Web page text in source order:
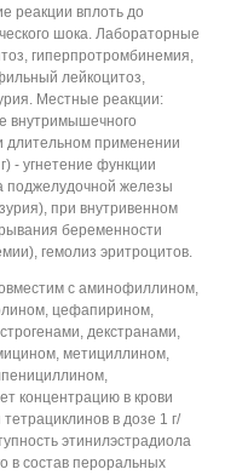
реакции вплоть до
шока. Лабораторные
гиперпротромбинемия,
лейкоцитоз,
Местные реакции:
внутримышечного
длительном применении
- угнетение функции
поджелудочной железы
при внутривенном
беременности
гемолиз эритроцитов.
с аминофиллином,
цефапирином,
декстранами,
метициллином,
концентрацию в крови
в дозе 1 г/
этинилэстрадиола
в состав пероральных